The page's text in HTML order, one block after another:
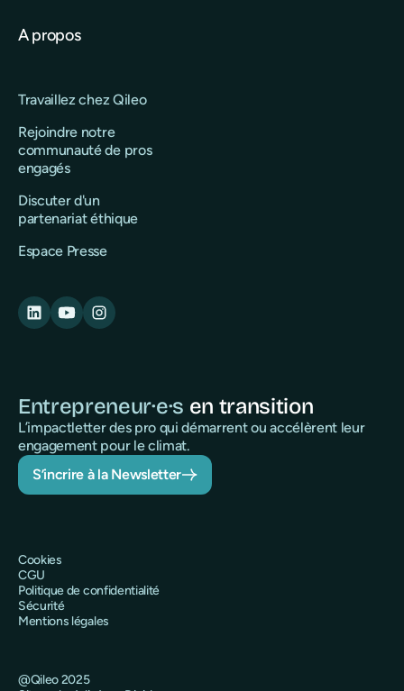
A propos
Travaillez chez Qileo
Rejoindre notre
communauté de pros
engagés
Discuter d'un
partenariat éthique
Espace Presse
Entrepreneur·e·s en transition
L’impactletter des pro qui démarrent ou accélèrent leur
engagement pour le climat.
S’incrire à la Newsletter
@Qileo 2025
Cookies
CGU
Politique de confidentialité
Sécurité
Mentions légales